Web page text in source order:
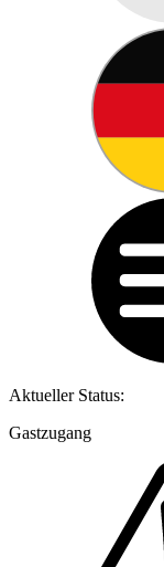
Aktueller Status:
Gastzugang